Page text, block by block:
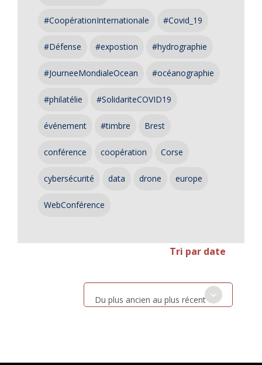
#CoopérationInternationale #Covid_19
#Défense #expostion #hydrographie
#JourneeMondialeOcean #océanographie
#philatélie #SolidariteCOVID19
événement #timbre Brest
conférence coopération Corse
cybersécurité data drone europe
WebConférence
Tri par date
Du plus ancien au plus récent